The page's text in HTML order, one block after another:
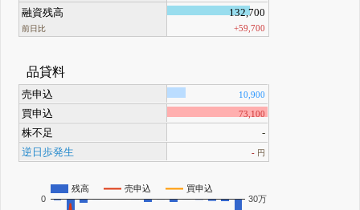
融資残高
前日比
132,700
+59,700
品貸料
売申込 10,900
買申込 73,100
株不足
-
逆日歩発生
- 円
残高 売申込 買申込
0 30万